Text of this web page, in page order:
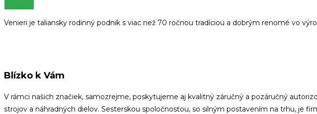
Venieri je taliansky rodinný podnik s viac než 70 ročnou tradíciou a dobrým renomé vo
Blízko k Vám
V rámci našich značiek, samozrejme, poskytujeme aj kvalitný záručný a pozáručný
strojov a náhradných dielov. Sesterskou spoločnosťou, so silným postavením na trhu, je